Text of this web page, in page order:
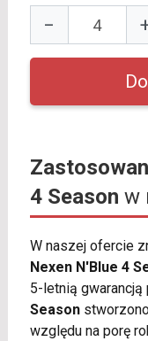
−
4 Season w
W naszej ofercie
Nexen N'Blue 4
5-letnią gwarancją
Season
względu na porę